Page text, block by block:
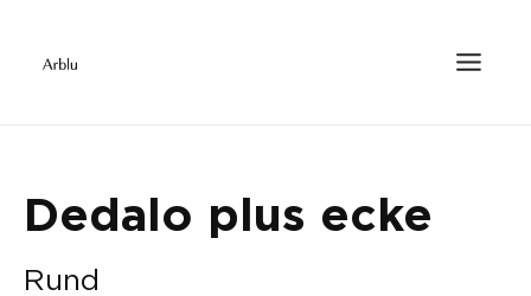
Dedalo plus ecke
Rund